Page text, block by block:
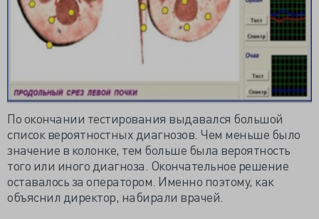
По окончании тестирования выдавался большой
список вероятностных диагнозов. Чем меньше было
значение в колонке, тем больше была вероятность
того или иного диагноза. Окончательное решение
оставалось за оператором. Именно поэтому, как
объяснил директор, набирали врачей.